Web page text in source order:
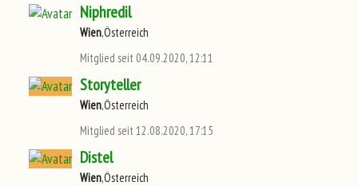
Niphredil
Wien,Österreich
Mitglied seit 04.09.2020, 12:11
Storyteller
Wien,Österreich
Mitglied seit 12.08.2020, 17:15
Distel
Wien,Österreich